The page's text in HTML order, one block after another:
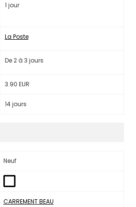
1 jour
La Poste
De 2 à 3 jours
3.90 EUR
14 jours
Neuf
CARREMENT BEAU